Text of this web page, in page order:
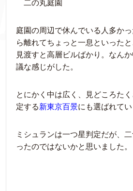
二の丸庭園
庭園の周辺で休んでいる人多か
ら離れてちょっと一息といった
見渡すと高層ビルばかり。なん
議な感じがした。
とにかく中は広く、見どころた
定する新東京百景にも選ばれてい
ミシュランは一つ星判定だが、
ったのではないかと思いました。